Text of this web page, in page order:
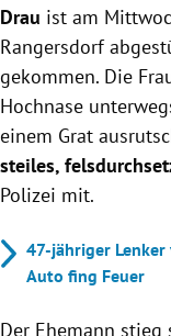
Drau ist am
Rangersdorf
gekommen. Die
Hochnase
einem Grat
steiles,
Polizei mit.
47-jähriger
Auto fing Feuer
Der Ehemann